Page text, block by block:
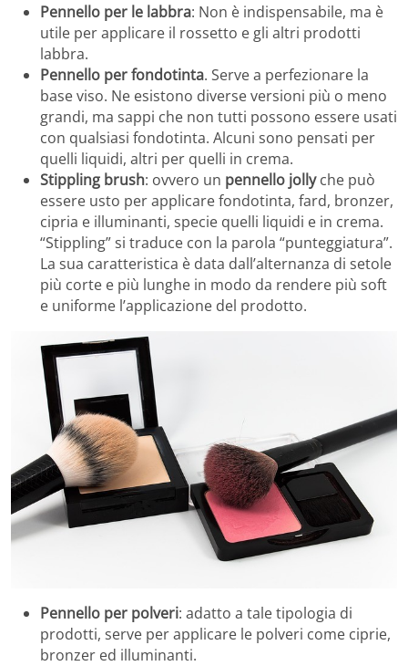
Pennello per le labbra: Non è indispensabile, ma è
utile per applicare il rossetto e gli altri prodotti
labbra.
Pennello per fondotinta. Serve a perfezionare la
base viso. Ne esistono diverse versioni più o meno
grandi, ma sappi che non tutti possono essere usati
con qualsiasi fondotinta. Alcuni sono pensati per
quelli liquidi, altri per quelli in crema.
Stippling brush: ovvero un pennello jollyche può
essere usto per applicare fondotinta, fard, bronzer,
cipria e illuminanti, specie quelli liquidi e in crema.
“Stippling” si traduce con la parola “punteggiatura”.
La sua caratteristica è data dall’alternanza di setole
più corte e più lunghe in modo da rendere più soft
e uniforme l’applicazione del prodotto.
Pennello per polveri: adatto a tale tipologia di
prodotti, serve per applicare le polveri come ciprie,
bronzer ed illuminanti.